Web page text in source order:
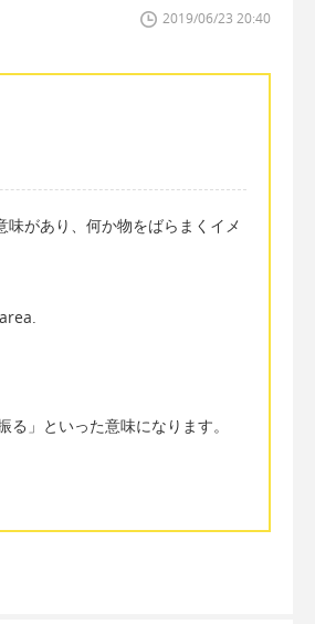
2019/06/23 20:40
があり、何か物をばらまくイメ
」といった意味になります。